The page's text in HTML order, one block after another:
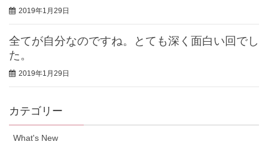
2019年1月29日
全てが自分なのですね。とても深く面白い回でし
た。
2019年1月29日
カテゴリー
What's New